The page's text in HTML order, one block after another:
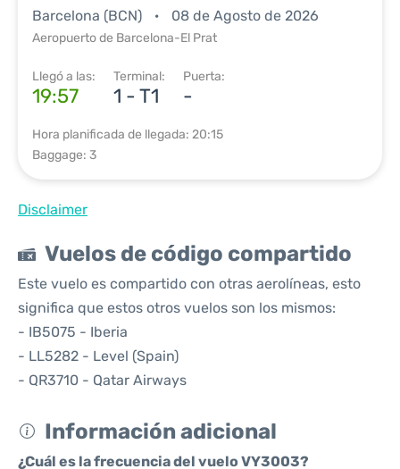
Barcelona (BCN) 08 de Agosto de 2026
Aeropuerto de Barcelona-El Prat
Llegó a las:
19:57
Terminal:
1 - T1
Puerta:
-
Hora planificada de llegada: 20:15
Baggage: 3
Disclaimer
Vuelos de código compartido
Este vuelo es compartido con otras aerolíneas, esto
significa que estos otros vuelos son los mismos:
- IB5075 - Iberia
- LL5282 - Level (Spain)
- QR3710 - Qatar Airways
Información adicional
¿Cuál es la frecuencia del vuelo VY3003?